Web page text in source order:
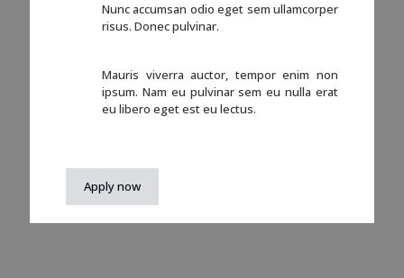
Nunc accumsan odio eget sem ullamcorper
risus. Donec pulvinar.
Mauris viverra auctor, tempor enim non
ipsum. Nam eu pulvinar sem eu nulla erat
eu libero eget est eu lectus.
Apply now